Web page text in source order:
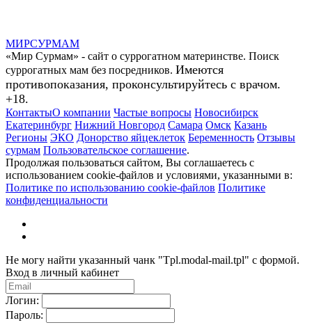
МИРСУРМАМ
«Мир Сурмам» - сайт о суррогатном материнстве. Поиск
суррогатных мам без посредников. Имеются
противопоказания, проконсультируйтесь с врачом.
+18.
КонтактыО компании Частые вопросы Новосибирск
Екатеринбург Нижний Новгород Самара Омск Казань
Регионы ЭКО Донорство яйцеклеток Беременность Отзывы
сурмам Пользовательское соглашение.
Продолжая пользоваться сайтом, Вы соглашаетесь с
использованием cookie-файлов и условиями, указанными в:
Политике по использованию cookie-файлов Политике
конфиденциальности
Не могу найти указанный чанк "Tpl.modal-mail.tpl" с формой.
Вход в личный кабинет
Логин:
Пароль: